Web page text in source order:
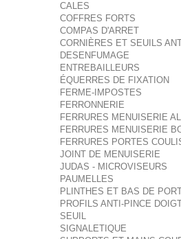
CALES
COFFRES FORTS
COMPAS D'ARRET
CORNIÈRES ET SEUILS
DESENFUMAGE
ENTREBAILLEURS
ÉQUERRES DE FIXATION
FERME-IMPOSTES
FERRONNERIE
FERRURES MENUISERIE
FERRURES MENUISERIE
FERRURES PORTES
JOINT DE MENUISERIE
JUDAS - MICROVISEURS
PAUMELLES
PLINTHES ET BAS DE
PROFILS ANTI-PINCE
SEUIL
SIGNALETIQUE